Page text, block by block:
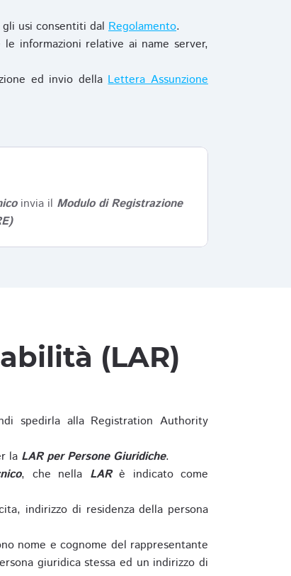
usi consentiti dal Regolamento.
informazioni relative ai name server,
ed invio dellaLettera Assunzione
invia il Modulo di Registrazione
(LAR)
spedirla alla Registration Authority
la LAR per Persone Giuridiche.
, che nella LARè indicato come
indirizzo di residenza della persona
nome e cognome del rappresentante
giuridica stessa ed un indirizzo di